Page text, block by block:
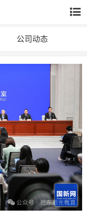
公司动态